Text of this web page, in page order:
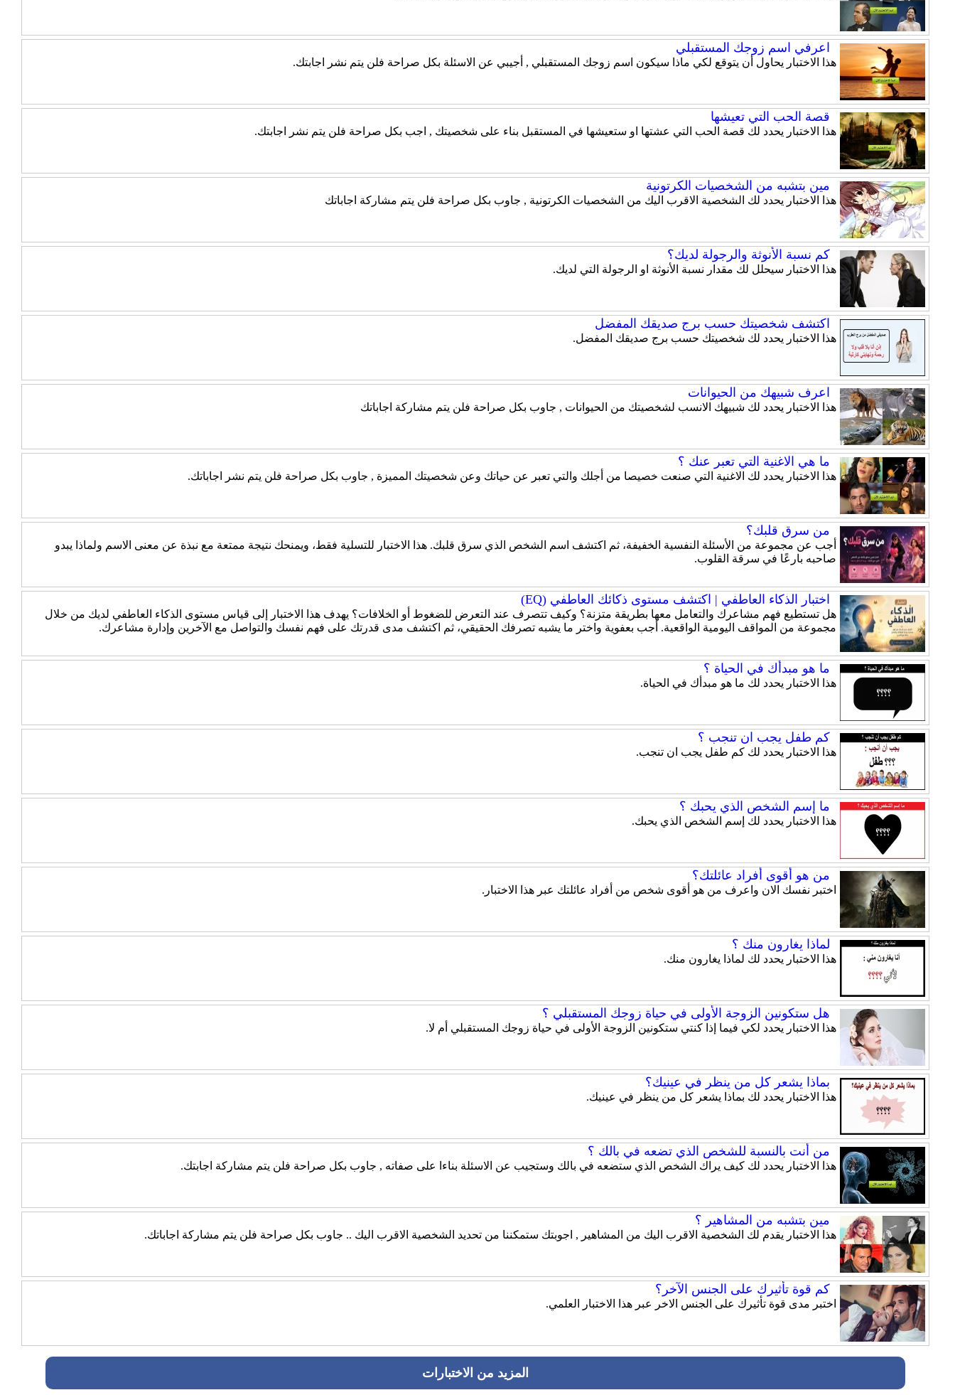
اعرفي اسم زوجك المستقبلي
هذا الاختبار يحاول أن يتوقع لكي ماذا سيكون اسم زوجك المستقبلي , أجيبي عن الاسئلة بكل صراحة فلن يتم نشر اجابتك.
قصة الحب التي تعيشها
هذا الاختبار يحدد لك قصة الحب التي عشتها او ستعيشها في المستقبل بناء على شخصيتك , اجب بكل صراحة فلن يتم نشر اجابتك.
مين بتشبه من الشخصيات الكرتونية
هذا الاختبار يحدد لك الشخصية الاقرب اليك من الشخصيات الكرتونية , جاوب بكل صراحة فلن يتم مشاركة اجاباتك
كم نسبة الأنوثة والرجولة لديك؟
هذا الاختبار سيحلل لك مقدار نسبة الأنوثة او الرجولة التي لديك.
اكتشف شخصيتك حسب برج صديقك المفضل
هذا الاختبار يحدد لك شخصيتك حسب برج صديقك المفضل.
اعرف شبيهك من الحيوانات
هذا الاختبار يحدد لك شبيهك الانسب لشخصيتك من الحيوانات , جاوب بكل صراحة فلن يتم مشاركة اجاباتك
ما هي الاغنية التي تعبر عنك ؟
هذا الاختبار يحدد لك الاغنية التي صنعت خصيصا من أجلك والتي تعبر عن حياتك وعن شخصيتك المميزة , جاوب بكل صراحة فلن يتم نشر اجاباتك.
من سرق قلبك؟
أجب عن مجموعة من الأسئلة النفسية الخفيفة، ثم اكتشف اسم الشخص الذي سرق قلبك. هذا الاختبار للتسلية فقط، ويمنحك نتيجة ممتعة مع نبذة عن معنى الاسم ولماذا يبدو
صاحبه بارعًا في سرقة القلوب.
اختبار الذكاء العاطفي | اكتشف مستوى ذكائك العاطفي (EQ)
هل تستطيع فهم مشاعرك والتعامل معها بطريقة متزنة؟ وكيف تتصرف عند التعرض للضغوط أو الخلافات؟ يهدف هذا الاختبار إلى قياس مستوى الذكاء العاطفي لديك من خلال
مجموعة من المواقف اليومية الواقعية. أجب بعفوية واختر ما يشبه تصرفك الحقيقي، ثم اكتشف مدى قدرتك على فهم نفسك والتواصل مع الآخرين وإدارة مشاعرك.
ما هو مبدأك في الحياة ؟
هذا الاختبار يحدد لك ما هو مبدأك في الحياة.
كم طفل يجب ان تنجب ؟
هذا الاختبار يحدد لك كم طفل يجب ان تنجب.
ما إسم الشخص الذي يحبك ؟
هذا الاختبار يحدد لك إسم الشخص الذي يحبك.
من هو أقوى أفراد عائلتك؟
اختبر نفسك الان واعرف من هو أقوى شخص من أفراد عائلتك عبر هذا الاختبار.
لماذا يغارون منك ؟
هذا الاختبار يحدد لك لماذا يغارون منك.
هل ستكونين الزوجة الأولى في حياة زوجك المستقبلي ؟
هذا الاختبار يحدد لكي فيما إذا كنتي ستكونين الزوجة الأولى في حياة زوجك المستقبلي أم لا.
بماذا يشعر كل من ينظر في عينيك؟
هذا الاختبار يحدد لك بماذا يشعر كل من ينظر في عينيك.
من أنت بالنسبة للشخص الذي تضعه في بالك ؟
هذا الاختبار يحدد لك كيف يراك الشخص الذي ستضعه في بالك وستجيب عن الاسئلة بناءا على صفاته , جاوب بكل صراحة فلن يتم مشاركة اجابتك.
مين بتشبه من المشاهير ؟
هذا الاختبار يقدم لك الشخصية الاقرب اليك من المشاهير , اجوبتك ستمكننا من تحديد الشخصية الاقرب اليك .. جاوب بكل صراحة فلن يتم مشاركة اجاباتك.
كم قوة تأثيرك على الجنس الآخر؟
اختبر مدى قوة تأثيرك على الجنس الاخر عبر هذا الاختبار العلمي.
المزيد من الاختبارات